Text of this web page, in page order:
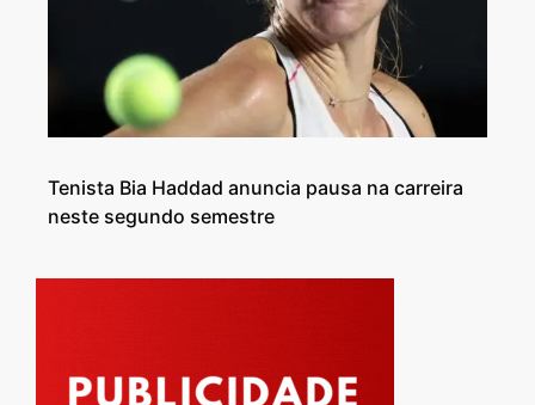
Tenista Bia Haddad anuncia pausa na carreira
neste segundo semestre